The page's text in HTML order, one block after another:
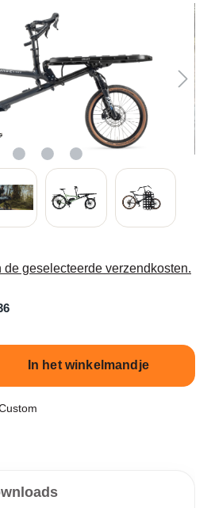
geselecteerde verzendkosten.
de gewenste hoeveelheid in of
In het winkelmandje